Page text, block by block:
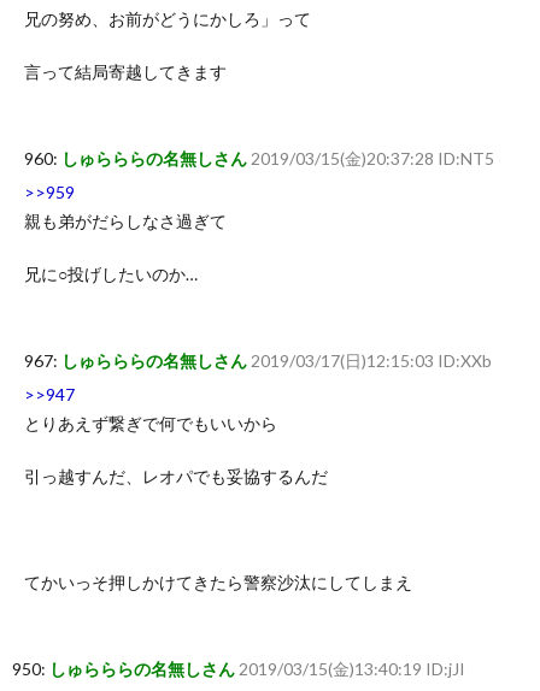
兄の努め、お前がどうにかしろ」って
言って結局寄越してきます
960: しゅらららの名無しさん 2019/03/15(金)20:37:28 ID:NT5
>>959
親も弟がだらしなさ過ぎて
兄に○投げしたいのか…
967: しゅらららの名無しさん 2019/03/17(日)12:15:03 ID:XXb
>>947
とりあえず繋ぎで何でもいいから
引っ越すんだ、レオパでも妥協するんだ
てかいっそ押しかけてきたら警察沙汰にしてしまえ
950: しゅらららの名無しさん 2019/03/15(金)13:40:19 ID:jJI